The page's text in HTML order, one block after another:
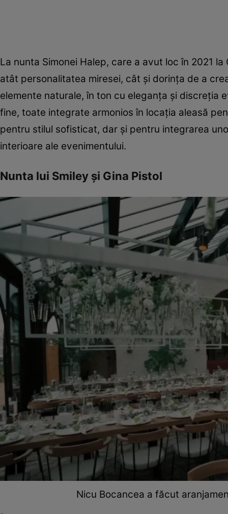
La nunta Simonei Halep, care a avut loc în 2021
atât personalitatea miresei, cât și dorința de a
elemente naturale, în ton cu eleganța și discreția
fine, toate integrate armonios în locația aleasă
pentru stilul sofisticat, dar și pentru integrarea
interioare ale evenimentului.
Nunta lui Smiley și Gina Pistol
Nicu Bocancea a făcut